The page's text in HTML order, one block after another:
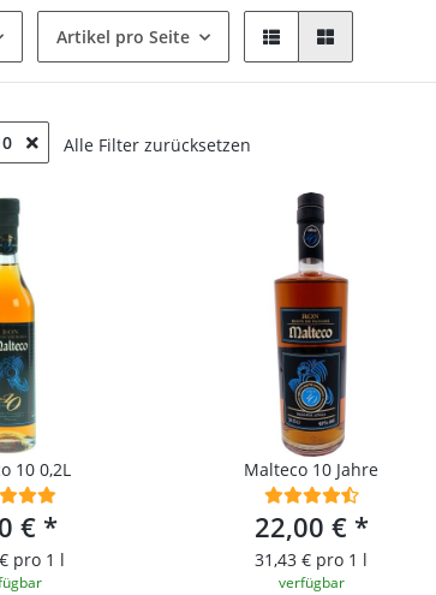
Artikel pro Seite
Alle Filter zurücksetzen
Malteco 10 0,2L
€ *
pro 1 l
Malteco 10 Jahre
22,00 € *
31,43 € pro 1 l
verfügbar